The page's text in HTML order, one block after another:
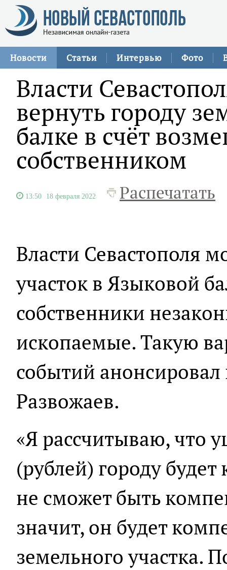
Новости Статьи Интервью Фото
Власти
вернуть городу
балке в счёт
собственником
13:50 18 февраля 2022 Распечатать
Власти Севастополя
участок в Языковой
собственники
ископаемые. Такую
событий
Развожаев.
«Я рассчитываю, что
(рублей) городу
не сможет быть
значит, он будет
земельного участка.